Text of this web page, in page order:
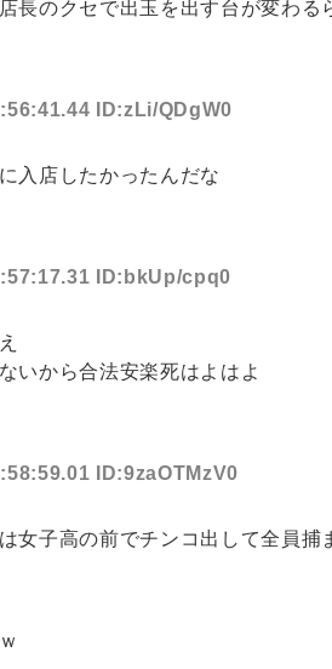
長のクセで出玉を出す台が変わる
ID:zLi/QDgW0
入店したかったんだな
ID:bkUp/cpq0
いから合法安楽死はよはよ
ID:9zaOTMzV0
女子高の前でチンコ出して全員捕